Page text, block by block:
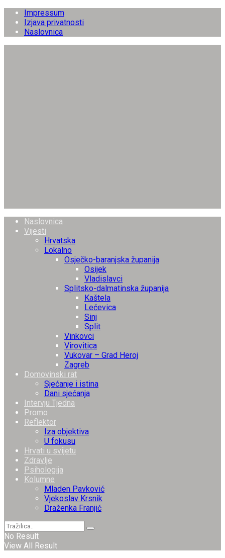
Impressum
Izjava privatnosti
Naslovnica
Naslovnica
Vijesti
Hrvatska
Lokalno
Osječko-baranjska županija
Osijek
Vladislavci
Splitsko-dalmatinska županija
Kaštela
Lećevica
Sinj
Split
Vinkovci
Virovitica
Vukovar – Grad Heroj
Zagreb
Domovinski rat
Sjećanje i istina
Dani sjećanja
Intervju Tjedna
Promo
Reflektor
Iza objektiva
U fokusu
Hrvati u svijetu
Zdravlje
Psihologija
Kolumne
Mladen Pavković
Vjekoslav Krsnik
Draženka Franjić
No Result
View All Result